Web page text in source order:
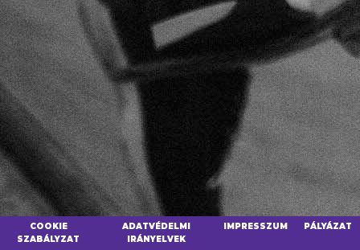
COOKIE
SZABÁLYZAT
ADATVÉDELMI
IRÁNYELVEK
IMPRESSZUM PÁLYÁZAT